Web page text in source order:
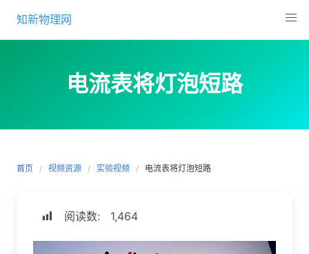
content
知新物理网
电流表将灯泡短路
首页 视频资源 实验视频 电流表将灯泡短路
阅读数: 1,464